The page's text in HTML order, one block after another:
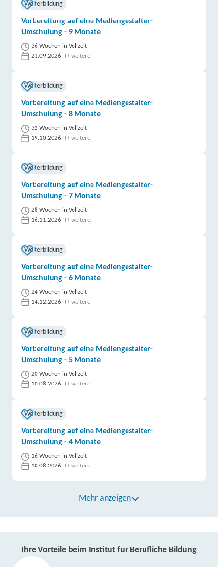
Weiterbildung
Vorbereitung auf eine Mediengestalter-
Umschulung - 9 Monate
36 Wochen in Vollzeit
21.09.2026
(+ weitere)
Weiterbildung
Vorbereitung auf eine Mediengestalter-
Umschulung - 8 Monate
32 Wochen in Vollzeit
19.10.2026
(+ weitere)
Weiterbildung
Vorbereitung auf eine Mediengestalter-
Umschulung - 7 Monate
28 Wochen in Vollzeit
16.11.2026
(+ weitere)
Weiterbildung
Vorbereitung auf eine Mediengestalter-
Umschulung - 6 Monate
24 Wochen in Vollzeit
14.12.2026
(+ weitere)
Weiterbildung
Vorbereitung auf eine Mediengestalter-
Umschulung - 5 Monate
20 Wochen in Vollzeit
10.08.2026
(+ weitere)
Weiterbildung
Vorbereitung auf eine Mediengestalter-
Umschulung - 4 Monate
16 Wochen in Vollzeit
10.08.2026
(+ weitere)
Mehr anzeigen
Ihre Vorteile beim Institut für Berufliche Bildung